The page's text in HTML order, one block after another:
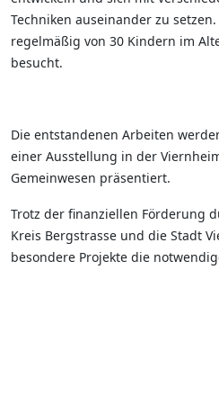
Techniken auseinander zu
regelmäßig von 30 Kindern im
besucht.
Die entstandenen Arbeiten
einer Ausstellung in der
Gemeinwesen präsentiert.
Trotz der finanziellen Förderung
Kreis Bergstrasse und die Stadt
besondere Projekte die